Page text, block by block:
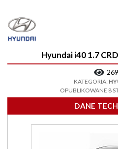
Hyundai i40 1.7
KATEGORIA:
OPUBLIKOWANE 8
DANE